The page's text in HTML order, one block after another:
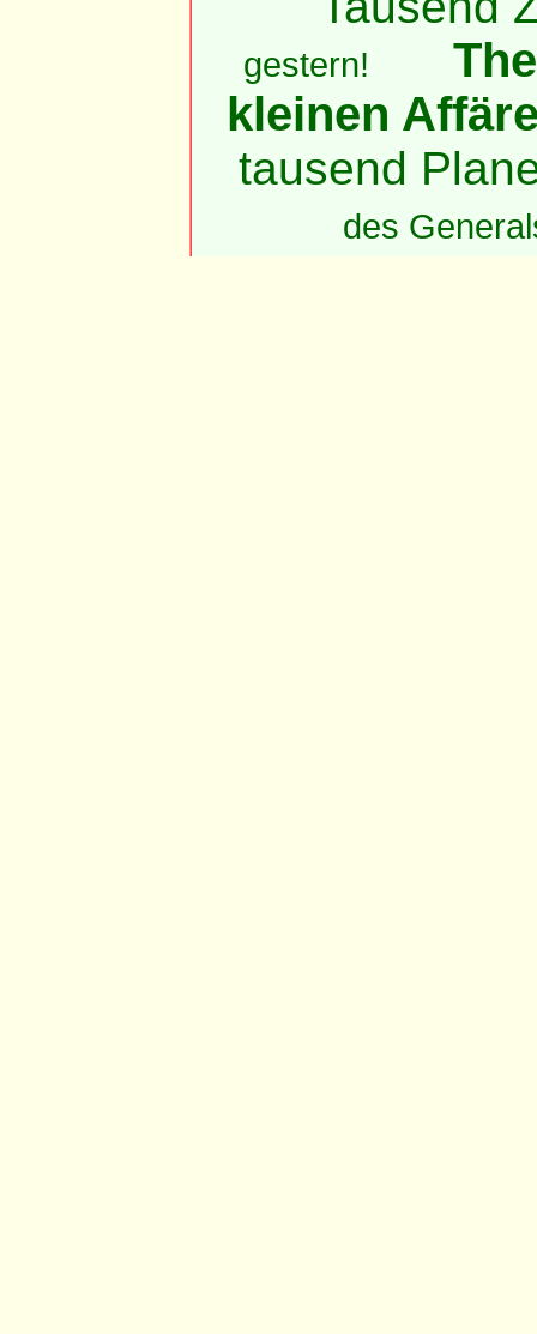
gestern!
kleinen
tausend
des